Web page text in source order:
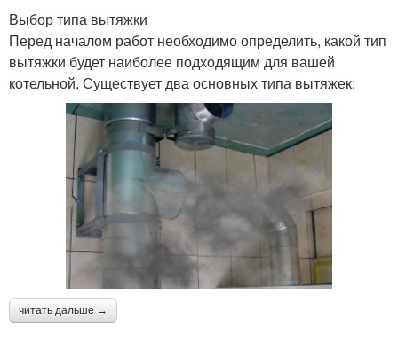
Выбор типа вытяжки
Перед началом работ необходимо определить, какой тип
вытяжки будет наиболее подходящим для вашей
котельной. Существует два основных типа вытяжек:
читать дальше →